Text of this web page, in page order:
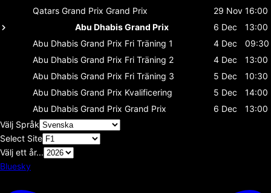
Qatars Grand Prix Grand Prix 29 Nov 16:00
Abu Dhabis Grand Prix
6 Dec
13:00
Abu Dhabis Grand Prix Fri Träning 1 4 Dec
09:30
Abu Dhabis Grand Prix Fri Träning 2 4 Dec
13:00
Abu Dhabis Grand Prix Fri Träning 3 5 Dec
10:30
Abu Dhabis Grand Prix Kvalificering 5 Dec
14:00
Abu Dhabis Grand Prix Grand Prix 6 Dec
13:00
Välj Språk
Select Site
Välj ett år...
Bluesky